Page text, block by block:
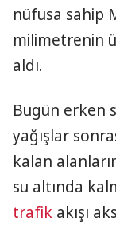
nüfusa sahip
milimetrenin
aldı.
Bugün erken
yağışlar
kalan
su altında
trafik akışı